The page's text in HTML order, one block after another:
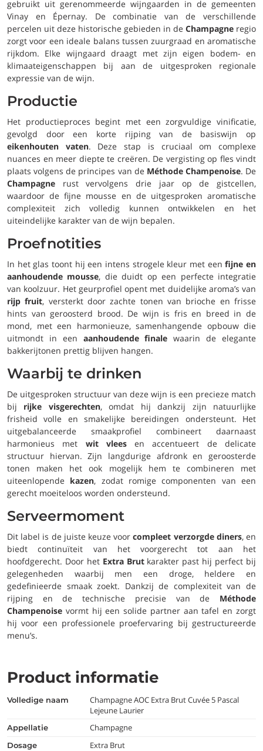
gebruikt uit gerenommeerde wijngaarden in de gemeenten
Vinay en Épernay. De combinatie van de verschillende
percelen uit deze historische gebieden in de Champagne regio
zorgt voor een ideale balans tussen zuurgraad en aromatische
rijkdom. Elke wijngaard draagt met zijn eigen bodem- en
klimaateigenschappen bij aan de uitgesproken regionale
expressie van de wijn.
Productie
Het productieproces begint met een zorgvuldige vinificatie,
gevolgd door een korte rijping van de basiswijn op
eikenhouten vaten. Deze stap is cruciaal om complexe
nuances en meer diepte te creëren. De vergisting op fles vindt
plaats volgens de principes van de Méthode Champenoise. De
Champagne rust vervolgens drie jaar op de gistcellen,
waardoor de fijne mousse en de uitgesproken aromatische
complexiteit zich volledig kunnen ontwikkelen en het
uiteindelijke karakter van de wijn bepalen.
Proefnotities
In het glas toont hij een intens strogele kleur met eenfijne en
aanhoudende mousse, die duidt op een perfecte integratie
van koolzuur. Het geurprofiel opent met duidelijke aroma’s van
rijp fruit, versterkt door zachte tonen van brioche en frisse
hints van geroosterd brood. De wijn is fris en breed in de
mond, met een harmonieuze, samenhangende opbouw die
uitmondt in een aanhoudende finale waarin de elegante
bakkerijtonen prettig blijven hangen.
Waarbij te drinken
De uitgesproken structuur van deze wijn is een precieze match
bij rijke visgerechten, omdat hij dankzij zijn natuurlijke
frisheid volle en smakelijke bereidingen ondersteunt. Het
uitgebalanceerde smaakprofiel combineert daarnaast
harmonieus met wit vleesen accentueert de delicate
structuur hiervan. Zijn langdurige afdronk en geroosterde
tonen maken het ook mogelijk hem te combineren met
uiteenlopende kazen, zodat romige componenten van een
gerecht moeiteloos worden ondersteund.
Serveermoment
Dit label is de juiste keuze voorcompleet verzorgde diners, en
biedt continuïteit van het voorgerecht tot aan het
hoofdgerecht. Door het Extra Brutkarakter past hij perfect bij
gelegenheden waarbij men een droge, heldere en
gedefinieerde smaak zoekt. Dankzij de complexiteit van de
rijping en de technische precisie van de Méthode
Champenoise vormt hij een solide partner aan tafel en zorgt
hij voor een professionele proefervaring bij gestructureerde
menu’s.
Product informatie
volledige naam
Champagne AOC Extra Brut Cuvée 5 Pascal
Lejeune Laurier
appellatie Champagne
dosage Extra Brut